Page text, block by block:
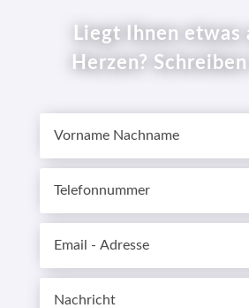
Liegt Ihnen etwas
Herzen?